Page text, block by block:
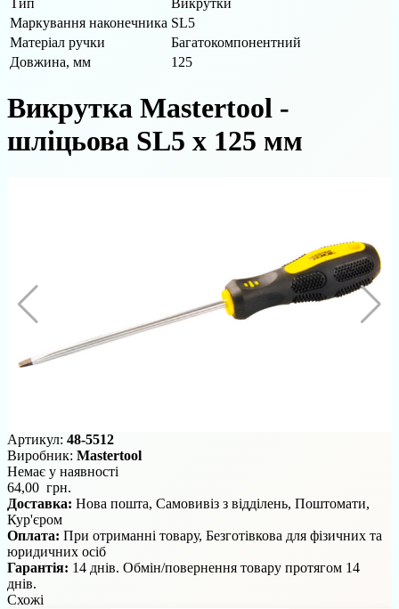
Маркування наконечника SL5
Матеріал ручки
Багатокомпонентний
Довжина, мм
125
Викрутка Mastertool -
шліцьова SL5 x 125 мм
Артикул: 48-5512
Виробник: Mastertool
Немає у наявності
64,00 грн.
Доставка: Нова пошта, Самовивіз з відділень, Поштомати,
Кур'єром
Оплата: При отриманні товару, Безготівкова для фізичних та
юридичних осіб
Гарантія: 14 днів. Обмін/повернення товару протягом 14
днів.
Схожі